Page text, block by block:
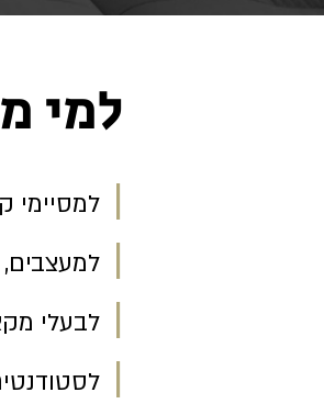
למי
| למסיימי
|
| לבעלי
|